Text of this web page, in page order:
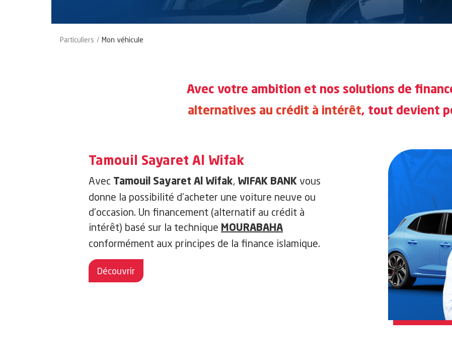
Particuliers Mon véhicule
Avec votre ambition et nos solutions de
alternatives au crédit à intérêt, tout devient
Tamouil Sayaret Al Wifak
Avec Tamouil Sayaret Al Wifak, WIFAK BANK vous
donne la possibilité d’acheter une voiture neuve ou
d’occasion. Un financement (alternatif au crédit à
intérêt) basé sur la technique MOURABAHA
conformément aux principes de la finance islamique.
Découvrir